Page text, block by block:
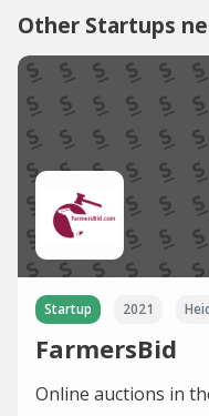
Other Startups
Startup 2021
FarmersBid
Online auctions in